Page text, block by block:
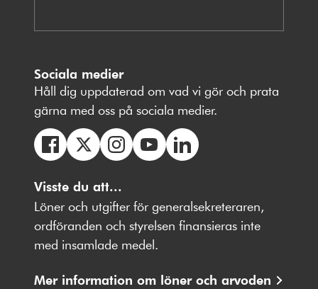
Sociala medier
Håll dig uppdaterad om vad vi gör och prata
gärna med oss på sociala medier.
oss
på
Facebbok
oss
på
X
oss
på
Instagram
på
Youtube
på
LinkedIn
Visste du att...
Löner och utgifter för generalsekreteraren,
ordföranden och styrelsen finansieras inte
med insamlade medel.
Mer information om löner och arvoden